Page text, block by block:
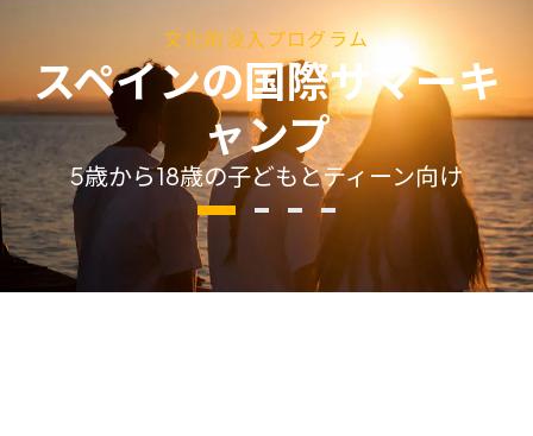
文化的没入プログラム
スペインの国際サマーキ
ャンプ
5歳から18歳の子どもとティーン向け